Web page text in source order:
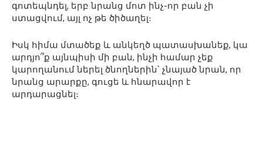
գոտեպնդել, երբ նրանց մոտ ինչ-որ բան չի
ստացվում, այլ ոչ թե ծիծաղել։
Իսկ հիմա մտածեք և անկեղծ պատասխանեք, կա
արդյո՞ք այնպիսի մի բան, ինչի համար չեք
կարողանում ներել ծնողներին՝ չնայած նրան, որ
նրանց արարքը, գուցե և հնարավոր է
արդարացնել։